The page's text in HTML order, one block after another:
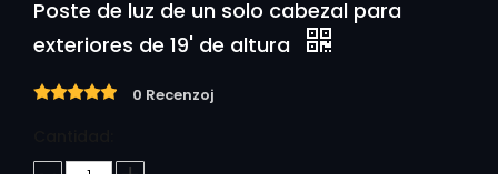
Poste de luz de un solo cabezal para
exteriores de 19' de altura
0 Recenzoj